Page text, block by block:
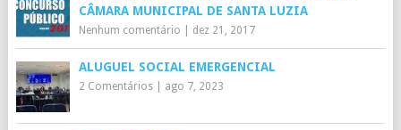
CÂMARA MUNICIPAL DE SANTA LUZIA
Nenhum comentário dez 21, 2017
ALUGUEL SOCIAL EMERGENCIAL
2 Comentários| ago 7, 2023